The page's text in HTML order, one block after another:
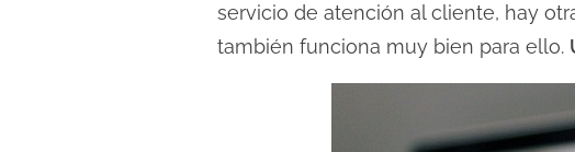
servicio de atención al cliente, hay
también funciona muy bien para ello.